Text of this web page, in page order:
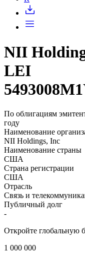
NII
LEI
По облигациям
году
Наименование
NII Holdings, Inc
Наименование страны
США
Страна регистрации
США
Отрасль
Связь и
Публичный долг
-
Откройте глобальную
1 000 000